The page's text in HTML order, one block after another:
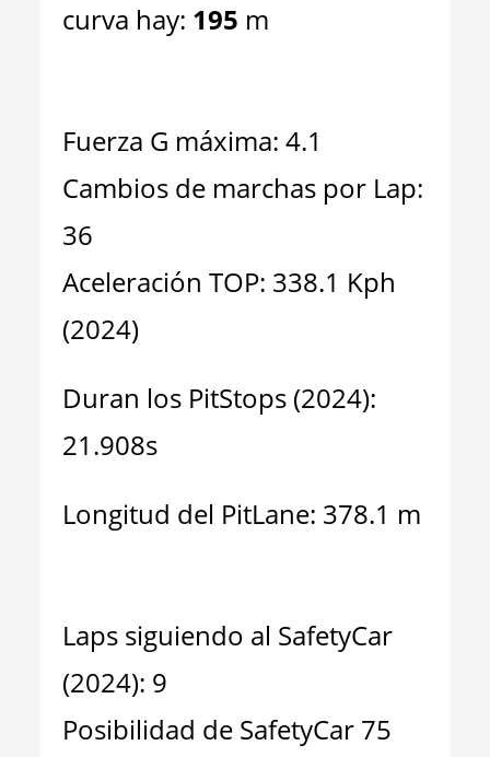
curva hay: 195 m
Fuerza G máxima: 4.1
Cambios de marchas por Lap:
36
Aceleración TOP: 338.1 Kph
(2024)
Duran los PitStops (2024):
21.908s
Longitud del PitLane: 378.1 m
Laps siguiendo al SafetyCar
(2024): 9
Posibilidad de SafetyCar 75